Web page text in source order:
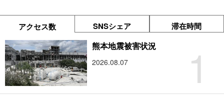
アクセス数 SNSシェア 滞在時間
1
熊本地震被害状況
2026.08.07